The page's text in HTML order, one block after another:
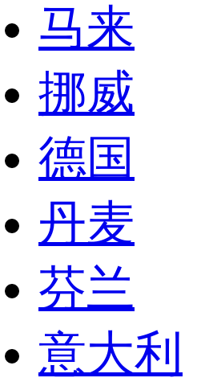
马来
挪威
德国
丹麦
芬兰
意大利